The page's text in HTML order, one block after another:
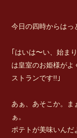
今日の四時からはっ
｢はいは〜い、始ま
は皇室のお姫様がよ
ストランです!!｣
あぁ、あそこか。ま
ぁ。
ポテトが美味いんだ